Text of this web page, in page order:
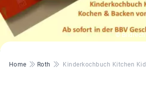
©
Pfadnavigation
Home Roth Kinderkochbuch Kitchen